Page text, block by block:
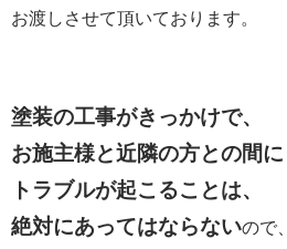
お渡しさせて頂いております。
塗装の工事がきっかけで、
お施主様と近隣の方との間に
トラブルが起こることは、
絶対にあってはならないので、